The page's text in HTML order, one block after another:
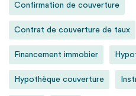
Confirmation de couverture
Contrat de couverture de taux
Financement immobier
Hypothèque couverture